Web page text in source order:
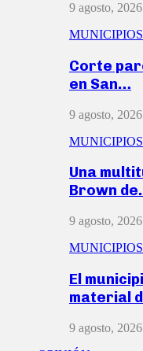
9 agosto, 2026
MUNICIPIOS
Corte
en San…
9 agosto, 2026
MUNICIPIOS
Una
Brown
9 agosto, 2026
MUNICIPIOS
El
material
9 agosto, 2026